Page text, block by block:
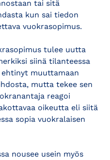
tai sitä
kun sai tiedon
vuokrasopimus.
tulee uutta
siinä tilanteessa
muuttamaan
mutta tekee sen
reagoi
oikeutta eli siitä
sopia vuokralaisen
nousee usein myös